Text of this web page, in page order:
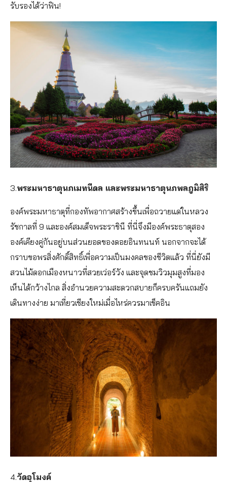
รับรองได้ว่าฟิน!
3.พระมหาธาตุนภเมทนีดล และพระมหาธาตุนภพลภูมิสิริ
องค์พระมหาธาตุที่กองทัพอากาศสร้างขึ้นเพื่อถวายแด่ในหลวง
รัชกาลที่ 9 และองค์สมเด็จพระราชินี ที่นี่จึงมีองค์พระธาตุสอง
องค์เคียงคู่กันอยู่บนส่วนยอดของดอยอินทนนท์ นอกจากจะได้
กราบขอพรสิ่งศักดิ์สิทธิ์เพื่อความเป็นมงคลของชีวิตแล้ว ที่นี่ยังมี
สวนไม้ดอกเมืองหนาวที่สวยเว่อร์วัง และจุดชมวิวมุมสูงที่มอง
เห็นได้กว้างไกล สิ่งอำนวยความสะดวกสบายก็ครบครันแถมยัง
เดินทางง่าย มาเที่ยวเชียงใหม่เมื่อไหร่ควรมาเช็คอิน
4.วัดอุโมงค์